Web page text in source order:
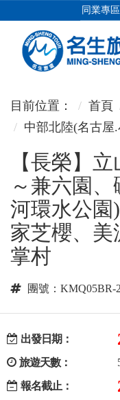
同業專區
日本專館
海島假期
韓國
東南亞
歐洲
目前位置： 首頁
中部北陸(名古屋
【長榮】
～兼六園
河環水公園
家芝櫻、美
掌村
團號：KMQ05BR-
出發日期：
旅遊天數：
報名截止：